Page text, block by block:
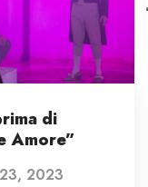
di
Amore”
2023